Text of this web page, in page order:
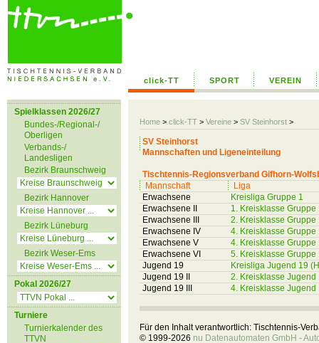
click-TT SPORT VEREIN
Home > click-TT > Vereine > SV Steinhorst >
Spielklassen 2026/27
Bundes-/Regional-/
Oberligen
Verbands-/
Landesligen
Bezirk Braunschweig
Bezirk Hannover
Bezirk Lüneburg
Bezirk Weser-Ems
Pokal 2026/27
Turniere
Turnierkalender des
TTVN
SV Steinhorst
Mannschaften und Ligeneinteilung
Tischtennis-Regionsverband Gifhorn-
Mannschaft
Liga
Erwachsene
Kreisliga Gruppe 1
Erwachsene II
1. Kreisklasse Gruppe
Erwachsene III
2. Kreisklasse Gruppe
Erwachsene IV
4. Kreisklasse Gruppe
Erwachsene V
4. Kreisklasse Gruppe
Erwachsene VI
5. Kreisklasse Gruppe
Jugend 19
Kreisliga Jugend 19
Jugend 19 II
2. Kreisklasse Jugend
Jugend 19 III
4. Kreisklasse Jugend
Für den Inhalt verantwortlich: Tischtennis-
© 1999-2026 nu Datenautomaten GmbH -